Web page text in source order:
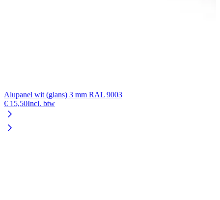
Alupanel wit (glans) 3 mm RAL 9003
€ 15,50Incl. btw